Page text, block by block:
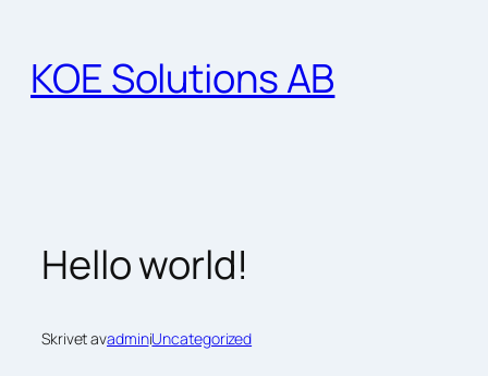
innehåll
KOE Solutions AB
Hello world!
Skrivet avadminiUncategorized